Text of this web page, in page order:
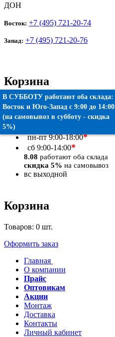
ДОН
Восток: +7 (495) 721-20-74
Запад: +7 (495) 721-20-76
Корзина
Товаров:0 шт.
Оформить заказ
пн-пт9:00-18:00*
сб 9:00-14:00*
8.08 работают оба склада
скидка 5% на самовывоз
вс выходной
Корзина
Товаров: 0 шт.
Оформить заказ
Главная
О компании
Прайс
Оптовикам
Акции
Монтаж
Доставка
Контакты
Личный кабинет
В СУББОТУ работают оба склада:
Восток и Юго-Запад c 9:00 до 14:00
(на самовывоз в субботу - скидка
5%)